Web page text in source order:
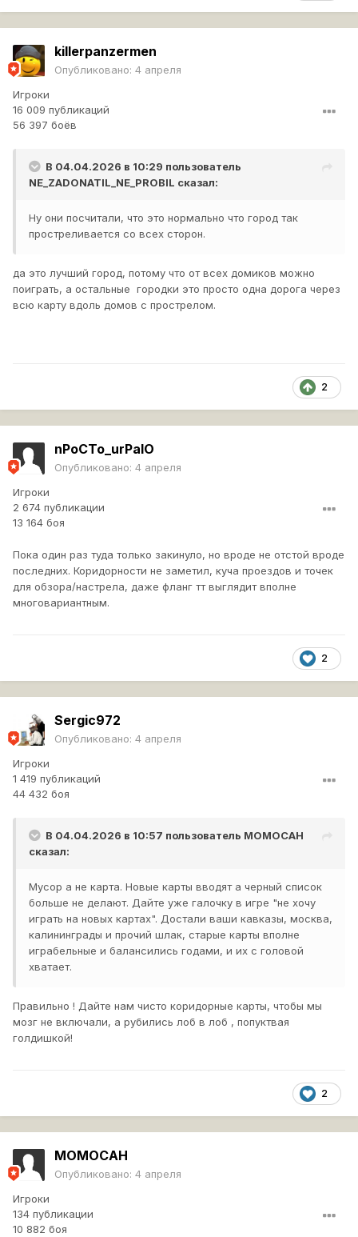
killerpanzermen
Опубликовано: 4 апреля
Игроки
16 009 публикаций
56 397 боёв
В 04.04.2026 в 10:29 пользователь
NE_ZADONATIL_NE_PROBIL сказал:
Ну они посчитали, что это нормально что город так
простреливается со всех сторон.
да это лучший город, потому что от всех домиков можно
поиграть, а остальные городки это просто одна дорога через
всю карту вдоль домов с прострелом.
2
nPoCTo_urPalO
Опубликовано: 4 апреля
Игроки
2 674 публикации
13 164 боя
Пока один раз туда только закинуло, но вроде не отстой вроде
последних. Коридорности не заметил, куча проездов и точек
для обзора/настрела, даже фланг тт выглядит вполне
многовариантным.
2
Sergic972
Опубликовано: 4 апреля
Игроки
1 419 публикаций
44 432 боя
В 04.04.2026 в 10:57 пользователь MOMOCAH
сказал:
Мусор а не карта. Новые карты вводят а черный список
больше не делают. Дайте уже галочку в игре "не хочу
играть на новых картах". Достали ваши кавказы, москва,
калининграды и прочий шлак, старые карты вполне
играбельные и балансились годами, и их с головой
хватает.
Правильно ! Дайте нам чисто коридорные карты, чтобы мы
мозг не включали, а рубились лоб в лоб , попуктвая
голдишкой!
2
MOMOCAH
Опубликовано: 4 апреля
Игроки
134 публикации
10 882 боя